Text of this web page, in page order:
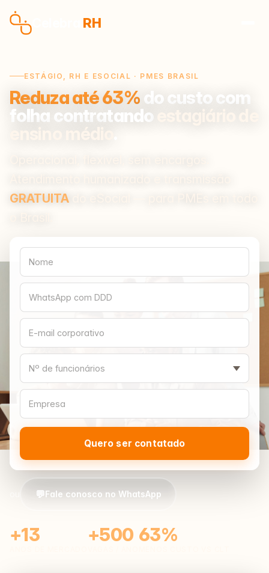
RH
ESTÁGIO, RH E ESOCIAL · PMES BRASIL
Reduza até 63% do custo com
folha contratando
.
GRATUITA
Nome
WhatsApp
E-mail
Nº de funcionários
Empresa
Quero ser contatado
💬Fale conosco no WhatsApp
+13 +500 63%